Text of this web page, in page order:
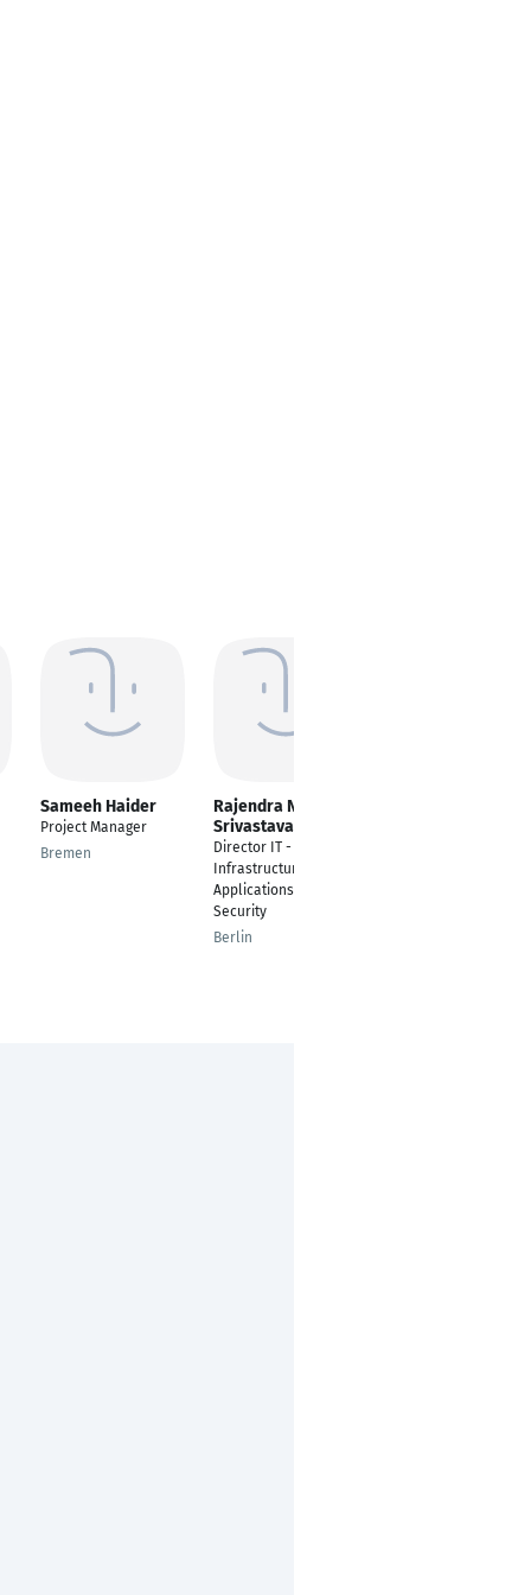
Sameeh Haider
Project Manager
Bremen
Rajendra Nath
Srivastava
Director IT -
Infrastructure,
Applications &
Security
Berlin